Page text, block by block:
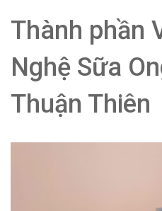
Thành phần
Nghệ Sữa
Thuận Thiên